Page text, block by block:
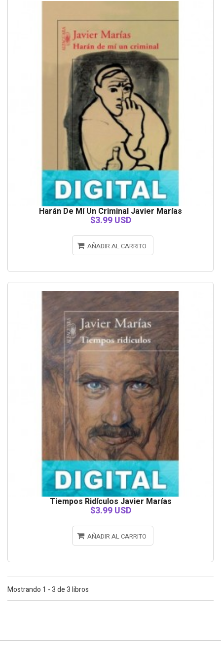
Harán De Mí Un Criminal Javier Marías
$3.99 USD
AÑADIR AL CARRITO
Tiempos Ridículos Javier Marías
$3.99 USD
AÑADIR AL CARRITO
Mostrando 1 - 3 de 3 libros